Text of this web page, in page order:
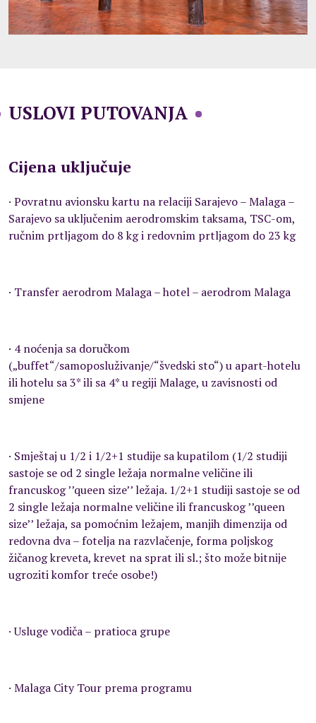
USLOVI PUTOVANJA
Cijena uključuje
· Povratnu avionsku kartu na relaciji Sarajevo – Malaga –
Sarajevo sa uključenim aerodromskim taksama, TSC-om,
ručnim prtljagom do 8 kg i redovnim prtljagom do 23 kg
· Transfer aerodrom Malaga – hotel – aerodrom Malaga
· 4 noćenja sa doručkom
(„buffet“/samoposluživanje/“švedski sto“) u apart-hotelu
ili hotelu sa 3* ili sa 4* u regiji Malage, u zavisnosti od
smjene
· Smještaj u 1/2 i 1/2+1 studije sa kupatilom (1/2 studiji
sastoje se od 2 single ležaja normalne veličine ili
francuskog ’’queen size’’ ležaja. 1/2+1 studiji sastoje se od
2 single ležaja normalne veličine ili francuskog ’’queen
size’’ ležaja, sa pomoćnim ležajem, manjih dimenzija od
redovna dva – fotelja na razvlačenje, forma poljskog
žičanog kreveta, krevet na sprat ili sl.; što može bitnije
ugroziti komfor treće osobe!)
· Usluge vodiča – pratioca grupe
· Malaga City Tour prema programu